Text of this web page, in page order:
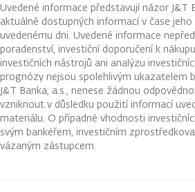
Uvedené informace představují názor J&T
aktuálně dostupných informací v čase
uvedenému dni. Uvedené informace
poradenství, investiční doporučení k
investičních nástrojů ani analýzu
prognózy nejsou spolehlivým ukazatelem
J&T Banka, a.s., nenese žádnou
vzniknout v důsledku použití informací
materiálu. O případné vhodnosti
svým bankéřem, investičním
vázaným zástupcem.